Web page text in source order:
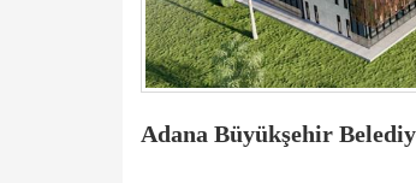
Adana Büyükşehir